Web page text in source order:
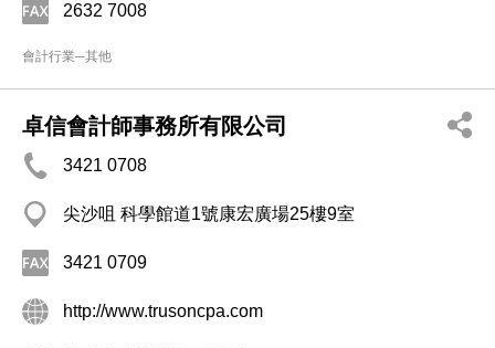
2632 7008
會計行業─其他
卓信會計師事務所有限公司
3421 0708
尖沙咀 科學館道1號康宏廣場25樓9室
3421 0709
http://www.trusoncpa.com